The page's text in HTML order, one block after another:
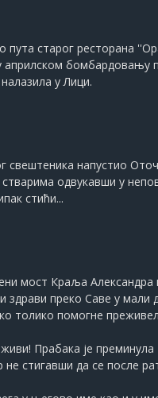
старог ресторана
априлском
у Лици.
свештеника напустио
одвукавши у
стићи...
мост Краља
преко Саве у мали
толико помогне
Прабака је
стигавши да се после